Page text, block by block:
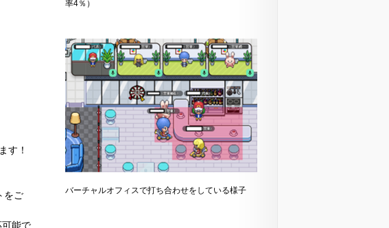
す！
をご
可能で
率4％）
バーチャルオフィスで打ち合わせをしている様子